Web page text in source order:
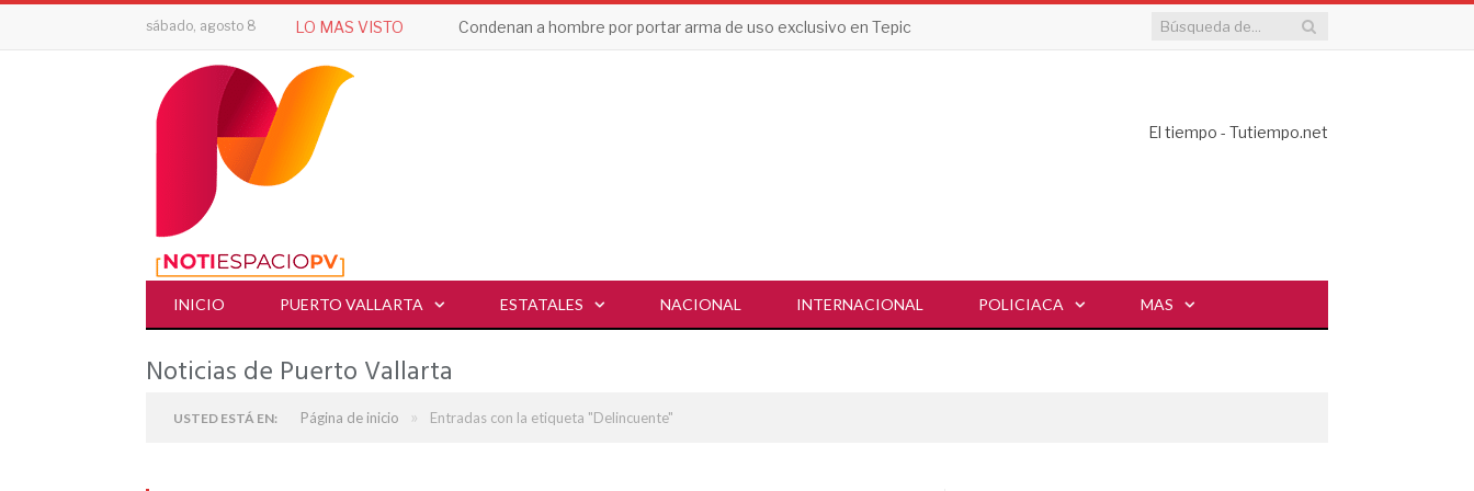
sábado, agosto 8 LO MAS VISTO Condenan a hombre por portar arma de uso exclusivo en Tepic
El tiempo - Tutiempo.net
INICIO PUERTO VALLARTA ESTATALES NACIONAL INTERNACIONAL POLICIACA MAS
Noticias de Puerto Vallarta
USTED ESTÁ EN: Página de inicio » Entradas con la etiqueta "Delincuente"